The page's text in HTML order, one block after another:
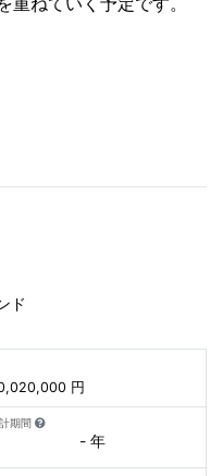
ド
円
期間
- 年